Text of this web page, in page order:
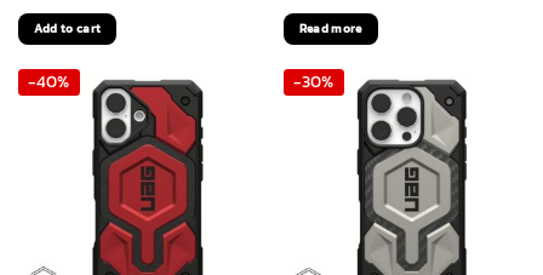
price
was:
1,990 ฿.1,395 ฿.
Add to cart
price
was:
1,990 ฿.1,395 ฿.
Read more
-40% -30%